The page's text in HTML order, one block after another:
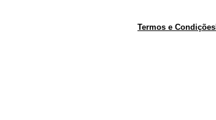
Termos e Condições